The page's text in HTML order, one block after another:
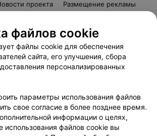
проекта
Размещение рекламы
соглашение
Способы оплаты
Вакансии
Партнеры
руководителю 103.by
персональных данных
файлов cookie
файлы cookie для обеспечения
сайта, его улучшения, сбора
персонализированных
параметры использования файлов
свое согласие в более позднее время.
информации о целях,
использования файлов cookie вы